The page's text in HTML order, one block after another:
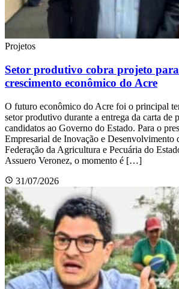
Projetos
Setor produtivo cobra projeto
crescimento econômico do Acre
O futuro econômico do Acre foi o principal
setor produtivo durante a entrega da carta de
candidatos ao Governo do Estado. Para o
Empresarial de Inovação e Desenvolvimento
Federação da Agricultura e Pecuária do
Assuero Veronez, o momento é […]
31/07/2026